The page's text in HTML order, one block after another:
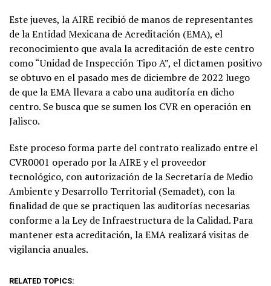
Este jueves, la AIRE recibió de manos de representantes
de la Entidad Mexicana de Acreditación (EMA), el
reconocimiento que avala la acreditación de este centro
como “Unidad de Inspección Tipo A”, el dictamen positivo
se obtuvo en el pasado mes de diciembre de 2022 luego
de que la EMA llevara a cabo una auditoría en dicho
centro. Se busca que se sumen los CVR en operación en
Jalisco.
Este proceso forma parte del contrato realizado entre el
CVR0001 operado por la AIRE y el proveedor
tecnológico, con autorización de la Secretaría de Medio
Ambiente y Desarrollo Territorial (Semadet), con la
finalidad de que se practiquen las auditorías necesarias
conforme a la Ley de Infraestructura de la Calidad. Para
mantener esta acreditación, la EMA realizará visitas de
vigilancia anuales.
RELATED TOPICS: